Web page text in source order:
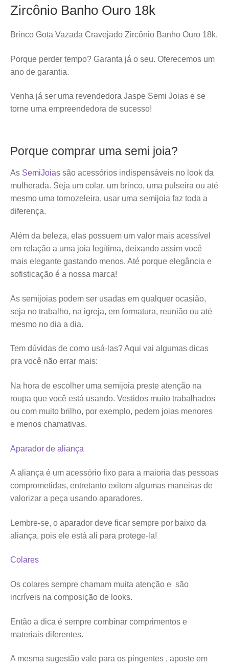
Zircônio Banho Ouro 18k
Brinco Gota Vazada Cravejado Zircônio Banho Ouro 18k.
Porque perder tempo? Garanta já o seu. Oferecemos um
ano de garantia.
Venha já ser uma revendedora Jaspe Semi Joias e se
torne uma empreendedora de sucesso!
Porque comprar uma semi joia?
As SemiJoias são acessórios indispensáveis no look da
mulherada. Seja um colar, um brinco, uma pulseira ou até
mesmo uma tornozeleira, usar uma semijoia faz toda a
diferença.
Além da beleza, elas possuem um valor mais acessível
em relação a uma joia legítima, deixando assim você
mais elegante gastando menos. Até porque elegância e
sofisticação é a nossa marca!
As semijoias podem ser usadas em qualquer ocasião,
seja no trabalho, na igreja, em formatura, reunião ou até
mesmo no dia a dia.
Tem dúvidas de como usá-las? Aqui vai algumas dicas
pra você não errar mais:
Na hora de escolher uma semijoia preste atenção na
roupa que você está usando. Vestidos muito trabalhados
ou com muito brilho, por exemplo, pedem joias menores
e menos chamativas.
Aparador de aliança
A aliança é um acessório fixo para a maioria das pessoas
comprometidas, entretanto exitem algumas maneiras de
valorizar a peça usando aparadores.
Lembre-se, o aparador deve ficar sempre por baixo da
aliança, pois ele está ali para protege-la!
Colares
Os colares sempre chamam muita atenção e são
incríveis na composição de looks.
Então a dica é sempre combinar comprimentos e
materiais diferentes.
A mesma sugestão vale para os pingentes , aposte em